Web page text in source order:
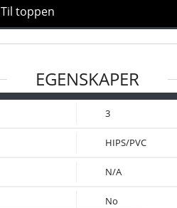
Til toppen
EGENSKAPER
3
HIPS/PVC
N/A
No